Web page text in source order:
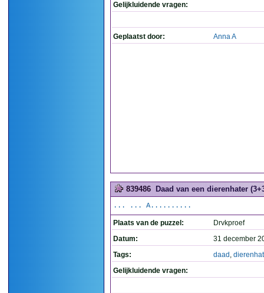
Gelijkluidende vragen:
Geplaatst door: Anna A
839486 Daad van een dierenhater
... ... A..........
Plaats van de puzzel:
Drvkproef
Datum:
31 december
Tags:
daad ,
Gelijkluidende vragen: